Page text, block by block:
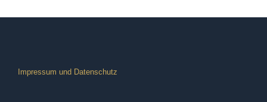
Impressum und Datenschutz